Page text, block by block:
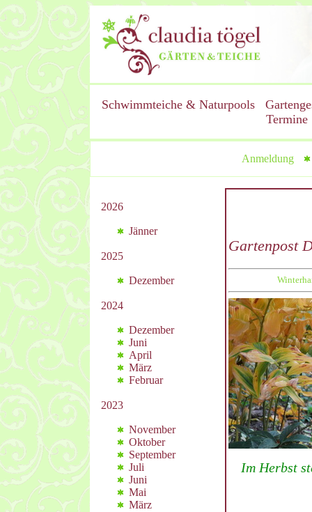
Schwimmteiche & Naturpools
Termine
Anmeldung
2026
Jänner
2025
Dezember
2024
Dezember
Juni
April
März
Februar
2023
November
Oktober
September
Juli
Juni
Mai
März
Gartenpost
Im Herbst